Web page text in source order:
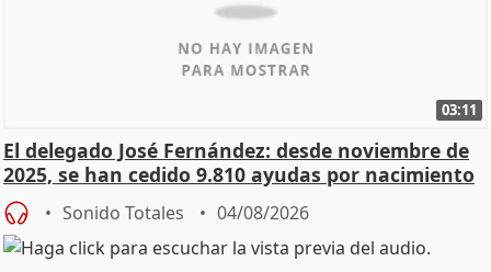
03:11
El delegado José Fernández: desde noviembre de
2025, se han cedido 9.810 ayudas por nacimiento
Sonido Totales 04/08/2026